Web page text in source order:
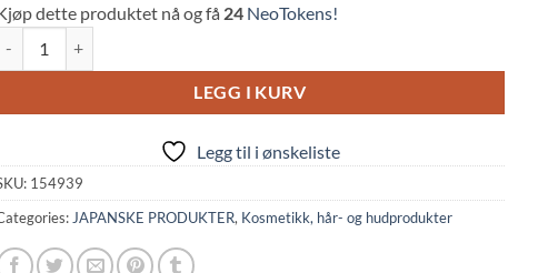
dette produktet nå og få 24NeoTokens!
LEGG I KURV
Legg til i ønskeliste
154939
JAPANSKE PRODUKTER, Kosmetikk, hår- og hudprodukter